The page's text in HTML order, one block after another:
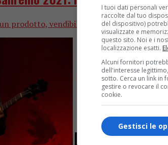
un prodotto, vendibile su scaffali (ormai
I tuoi dati personali
raccolte dal tuo
del dispositivo)
visualizzate e
questo sito. Noi e i
localizzazione esatti.
Alcuni fornitori
dell'interesse
sotto. Cerca un link in
gestire o revocare il
cookie.
Gestisci le